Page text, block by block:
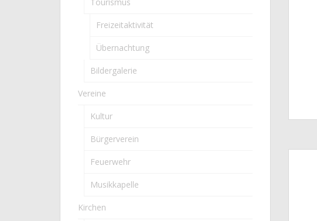
Freizeitaktivität
Übernachtung
Bildergalerie
Vereine
Kultur
Bürgerverein
Feuerwehr
Musikkapelle
Kirchen